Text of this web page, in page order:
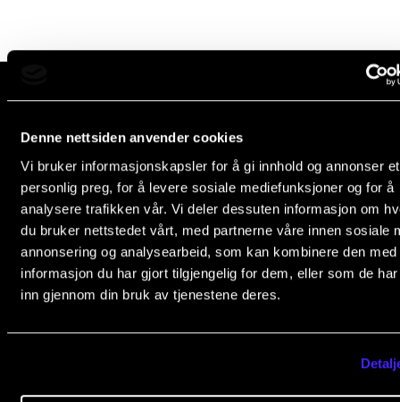
Denne nettsiden anvender cookies
Vi bruker informasjonskapsler for å gi innhold og annonser et
personlig preg, for å levere sosiale mediefunksjoner og for å
analysere trafikken vår. Vi deler dessuten informasjon om
du bruker nettstedet vårt, med partnerne våre innen sosiale
annonsering og analysearbeid, som kan kombinere den med
informasjon du har gjort tilgjengelig for dem, eller som de
inn gjennom din bruk av tjenestene deres.
Betalte spilleoppdrag
Utveksling og reiser
Velferd og helse
Mangfold og likestilling
Norges musikk­høgskole
Slemdalsveien 11
0369 Oslo, Norway
+47 23 36 70 00
post@nmh.no
EKSTERNE NETTSIDER
Forsiden nmh.no
Fagmiljøsidene